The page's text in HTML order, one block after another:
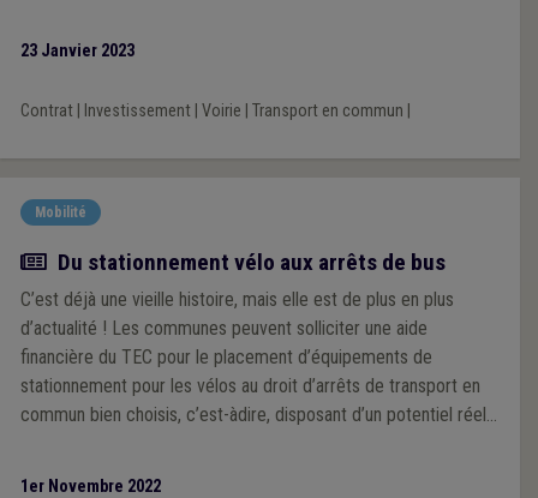
23 Janvier 2023
Contrat| Investissement| Voirie Transport en commun
Mobilité
Article
Du stationnement vélo aux arrêts de bus
C’est déjà une vieille histoire, mais elle est de plus en plus
d’actualité ! Les communes peuvent solliciter une aide
financière du TEC pour le placement d’équipements de
stationnement pour les vélos au droit d’arrêts de transport en
commun bien choisis, c’est-àdire, disposant d’un potentiel réel
1er Novembre 2022